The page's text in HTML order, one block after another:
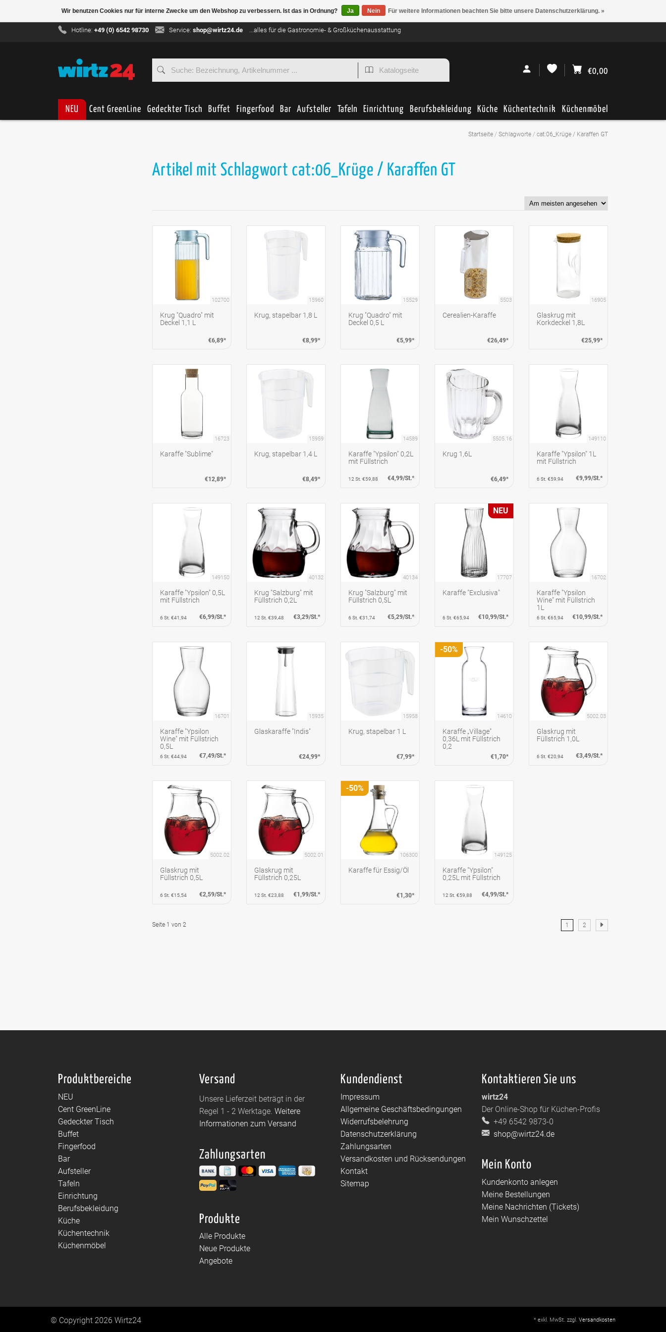
Hotline:+49 (0) 6542 98730 Service: shop@wirtz24.de ...alles für die Gastronomie- & Großküchenausstattung
€0,00
NEU Cent GreenLine Gedeckter Tisch Buffet Fingerfood Bar Aufsteller Tafeln Einrichtung Berufsbekleidung Küche Küchentechnik Küchenmöbel
Startseite / Schlagworte / cat:06_Krüge / Karaffen GT
Artikel mit Schlagwort cat:06_Krüge / Karaffen GT
102700
Krug "Quadro" mit
Deckel 1,1 L
€6,89*
15960
Krug, stapelbar 1,8 L
€8,99*
15529
Krug "Quadro" mit
Deckel 0,5 L
€5,99*
5503
Cerealien-Karaffe
€26,49*
16905
Glaskrug mit
Korkdeckel 1,8L
€25,99*
16723
Karaffe "Sublime"
€12,89*
15959
Krug, stapelbar 1,4 L
€8,49*
14589
Karaffe "Ypsilon" 0,2L
mit Füllstrich
12 St. €59,88 €4,99/St.*
5505.16
Krug 1,6L
€6,49*
149110
Karaffe "Ypsilon" 1L
mit Füllstrich
6 St. €59,94 €9,99/St.*
149150
Karaffe "Ypsilon" 0,5L
mit Füllstrich
6 St. €41,94 €6,99/St.*
40132
Krug "Salzburg" mit
Füllstrich 0,2L
12 St. €39,48 €3,29/St.*
40134
Krug "Salzburg" mit
Füllstrich 0,5L
6 St. €31,74 €5,29/St.*
17707
Karaffe "Exclusiva"
6 St. €65,94 €10,99/St.*
NEU
16702
Karaffe "Ypsilon
Wine" mit Füllstrich
1L
6 St. €65,94 €10,99/St.*
16701
Karaffe "Ypsilon
Wine" mit Füllstrich
0,5L
6 St. €44,94 €7,49/St.*
15935
Glaskaraffe "Indis"
€24,99*
15958
Krug, stapelbar 1 L
€7,99*
14610
Karaffe „Village"
0,36L mit Füllstrich
0,2
€1,70*
-50%
5002.03
Glaskrug mit
Füllstrich 1,0L
6 St. €20,94 €3,49/St.*
5002.02
Glaskrug mit
Füllstrich 0,5L
6 St. €15,54 €2,59/St.*
5002.01
Glaskrug mit
Füllstrich 0,25L
12 St. €23,88 €1,99/St.*
106300
Karaffe für Essig/Öl
€1,30*
-50%
149125
Karaffe "Ypsilon"
0,25L mit Füllstrich
12 St. €59,88 €4,99/St.*
Seite 1 von 2 1 2
Produktbereiche
NEU
Cent GreenLine
Gedeckter Tisch
Buffet
Fingerfood
Bar
Aufsteller
Tafeln
Einrichtung
Berufsbekleidung
Küche
Küchentechnik
Küchenmöbel
Versand
Unsere Lieferzeit beträgt in der
Regel 1 - 2 Werktage. Weitere
Informationen zum Versand
Zahlungsarten
Produkte
Alle Produkte
Neue Produkte
Angebote
Kundendienst
Impressum
Allgemeine Geschäftsbedingungen
Widerrufsbelehrung
Datenschutzerklärung
Zahlungsarten
Versandkosten und Rücksendungen
Kontakt
Sitemap
Kontaktieren Sie uns
wirtz24
Der Online-Shop für Küchen-Profis
+49 6542 9873-0
shop@wirtz24.de
Mein Konto
Kundenkonto anlegen
Meine Bestellungen
Meine Nachrichten (Tickets)
Mein Wunschzettel
© Copyright 2026 Wirtz24 * exkl. MwSt. zzgl. Versandkosten
Wir benutzen Cookies nur für interne Zwecke um den Webshop zu verbessern. Ist das in Ordnung? Ja Nein Für weitere Informationen beachten Sie bitte unsere Datenschutzerklärung. »